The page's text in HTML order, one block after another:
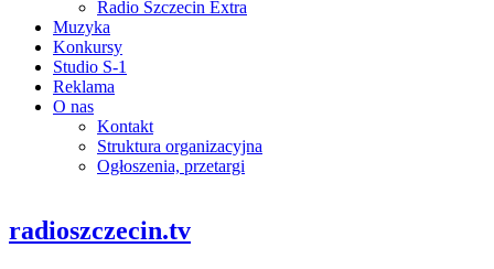
Radio Szczecin Extra
Muzyka
Konkursy
Studio S-1
Reklama
O nas
Kontakt
Struktura organizacyjna
Ogłoszenia, przetargi
radioszczecin.tv